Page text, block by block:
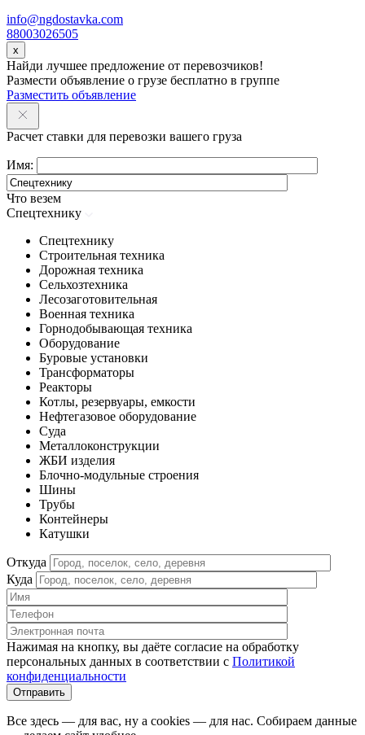
info@ngdostavka.com
88003026505
x
Найди лучшее предложение от перевозчиков!
Размести объявление о грузе бесплатно в группе
Разместить объявление
Расчет ставки для перевозки вашего груза
Имя:
Что везем
Спецтехнику
Спецтехнику
Строительная техника
Дорожная техника
Сельхозтехника
Лесозаготовительная
Военная техника
Горнодобывающая техника
Оборудование
Буровые установки
Трансформаторы
Реакторы
Котлы, резервуары, емкости
Нефтегазовое оборудование
Cуда
Металлоконструкции
ЖБИ изделия
Блочно-модульные строения
Шины
Трубы
Контейнеры
Катушки
Откуда
Куда
Нажимая на кнопку, вы даёте согласие на обработку
персональных данных в соответствии c Политикой
конфиденциальности
Все здесь — для вас, ну а cookies — для нас. Собираем данные